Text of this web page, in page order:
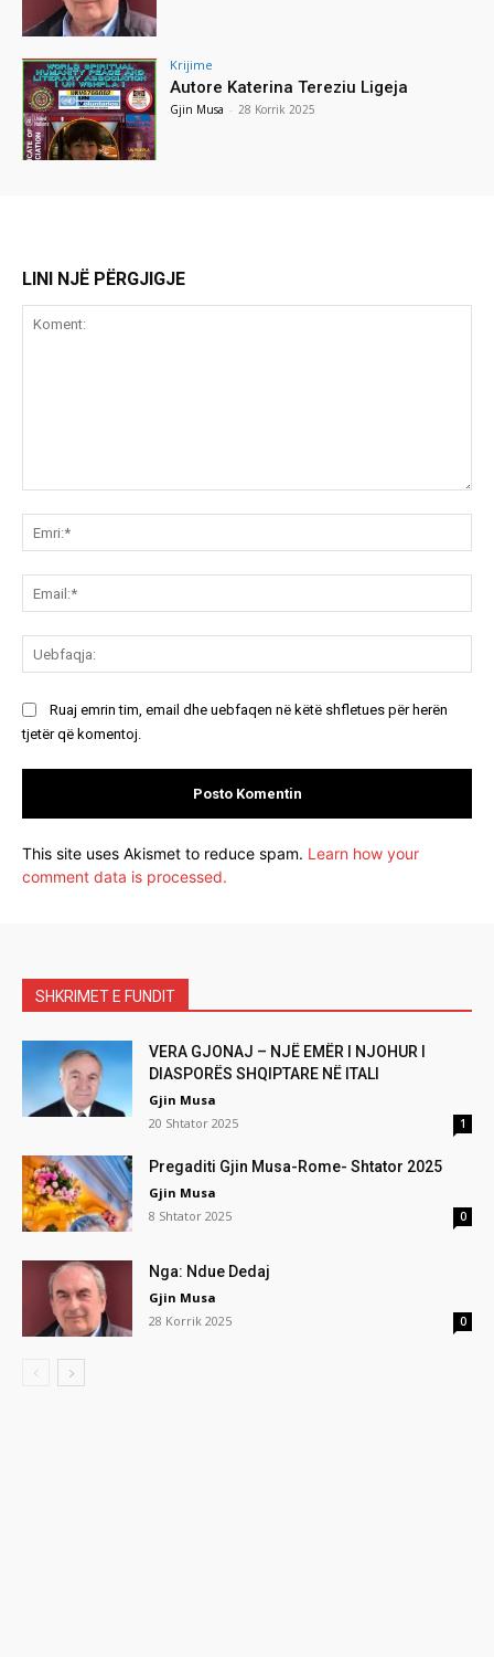
Krijime
Autore Katerina Tereziu Ligeja
Gjin Musa - 28 Korrik 2025
LINI NJË PËRGJIGJE
Ruaj emrin tim, email dhe uebfaqen në këtë shfletues për herën
tjetër që komentoj.
This site uses Akismet to reduce spam. Learn how your
comment data is processed.
SHKRIMET E FUNDIT
VERA GJONAJ – NJË EMËR I NJOHUR I
DIASPORËS SHQIPTARE NË ITALI
Gjin Musa
20 Shtator 2025
1
Pregaditi Gjin Musa-Rome- Shtator 2025
Gjin Musa
8 Shtator 2025
0
Nga: Ndue Dedaj
Gjin Musa
28 Korrik 2025
0